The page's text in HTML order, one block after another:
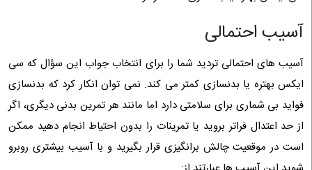
آسیب احتمالی
آسیب های احتمالی تردید شما را برای انتخاب جواب این سؤال که سی
ایکس بهتره یا بدنسازی کمتر می کند. نمی توان انکار کرد که بدنسازی
فواید بی شماری برای سلامتی دارد اما مانند هر تمرین بدنی دیگری، اگر
از حد اعتدال فراتر بروید یا تمرینات را بدون احتیاط انجام دهید ممکن
است در موقعیت چالش برانگیزی قرار بگیرید و با آسیب بیشتری روبرو